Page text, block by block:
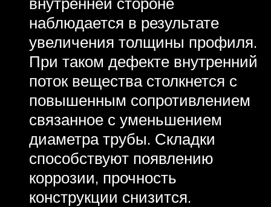
наблюдается в результате
увеличения толщины профиля.
При таком дефекте внутренний
поток вещества столкнется с
повышенным сопротивлением
связанное с уменьшением
диаметра трубы. Складки
способствуют появлению
коррозии, прочность
конструкции снизится.